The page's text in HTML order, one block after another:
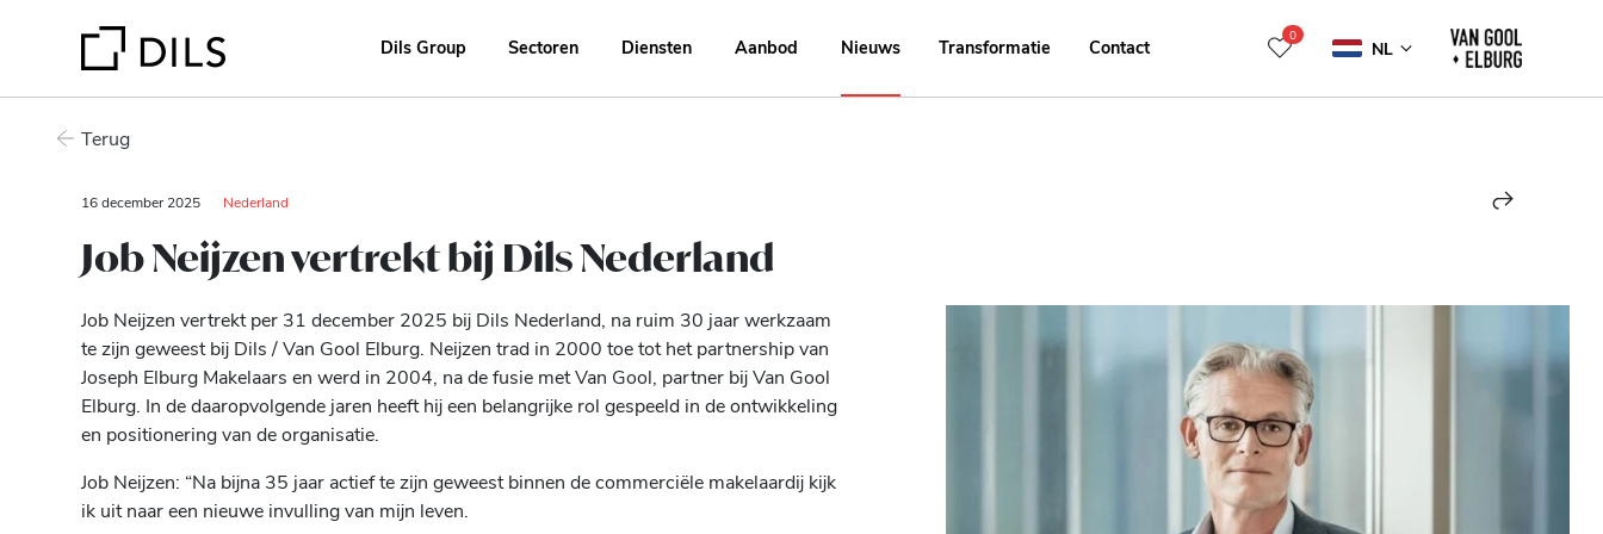
Dils Group Sectoren Diensten Aanbod Nieuws Transformatie Contact 0
NL
Terug
16 december 2025 Nederland
Job Neijzen vertrekt bij Dils Nederland
Job Neijzen vertrekt per 31 december 2025 bij Dils Nederland, na ruim 30 jaar werkzaam
te zijn geweest bij Dils / Van Gool Elburg. Neijzen trad in 2000 toe tot het partnership van
Joseph Elburg Makelaars en werd in 2004, na de fusie met Van Gool, partner bij Van Gool
Elburg. In de daaropvolgende jaren heeft hij een belangrijke rol gespeeld in de ontwikkeling
en positionering van de organisatie.
Job Neijzen: “Na bijna 35 jaar actief te zijn geweest binnen de commerciële makelaardij kijk
ik uit naar een nieuwe invulling van mijn leven.